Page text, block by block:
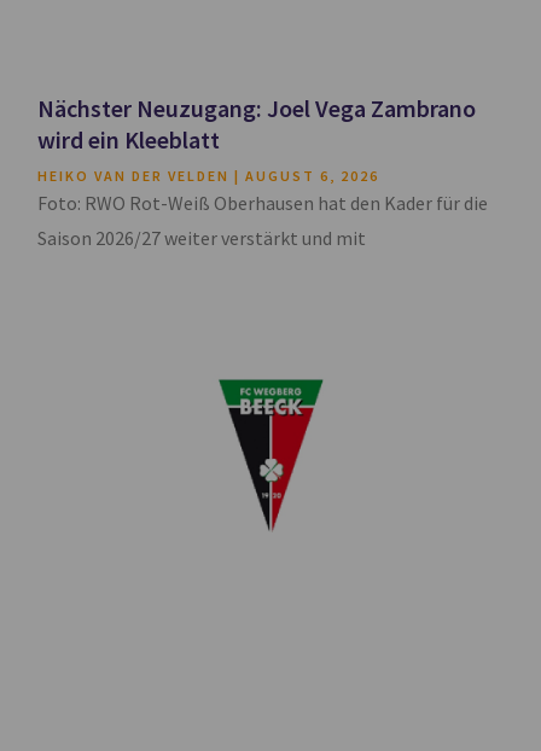
Nächster Neuzugang: Joel Vega Zambrano
wird ein Kleeblatt
HEIKO VAN DER VELDEN AUGUST 6, 2026
Foto: RWO Rot-Weiß Oberhausen hat den Kader für die
Saison 2026/27 weiter verstärkt und mit